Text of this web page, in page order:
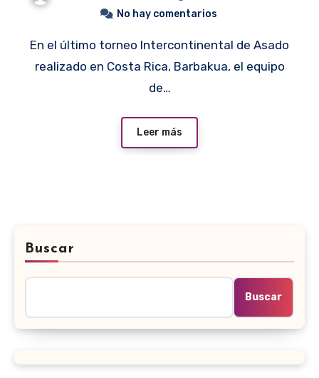
No hay comentarios
En el último torneo Intercontinental de Asado
realizado en Costa Rica, Barbakua, el equipo
de…
Leer más
Buscar
Buscar